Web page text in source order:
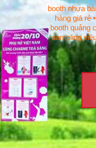
booth nhựa
hàng giá rẻ
booth quảng
sampling